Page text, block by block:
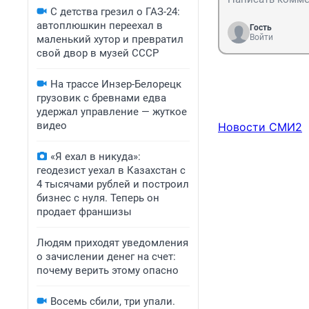
С детства грезил о ГАЗ-24:
автоплюшкин переехал в
маленький хутор и превратил
свой двор в музей СССР
На трассе Инзер-Белорецк
грузовик с бревнами едва
удержал управление — жуткое
видео
«Я ехал в никуда»:
геодезист уехал в Казахстан с
4 тысячами рублей и построил
бизнес с нуля. Теперь он
продает франшизы
Людям приходят уведомления
о зачислении денег на счет:
почему верить этому опасно
Восемь сбили, три упали.
Гость
Войти
Новости СМИ2